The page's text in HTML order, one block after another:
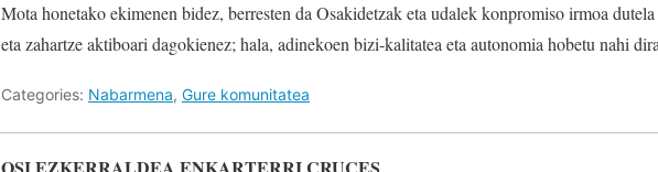
Mota honetako ekimenen bidez, berresten da Osakidetzak eta udalek konpromiso irmoa dutela
eta zahartze aktiboari dagokienez; hala, adinekoen bizi-kalitatea eta autonomia hobetu nahi
Categories: Nabarmena, Gure komunitatea